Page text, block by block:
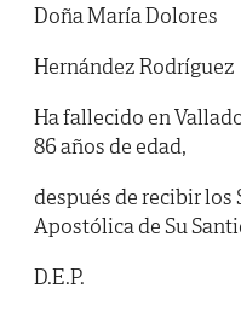
Doña María Dolores
Hernández Rodríguez
Ha fallecido en
86 años de edad,
después de recibir los
Apostólica de Su
D.E.P.